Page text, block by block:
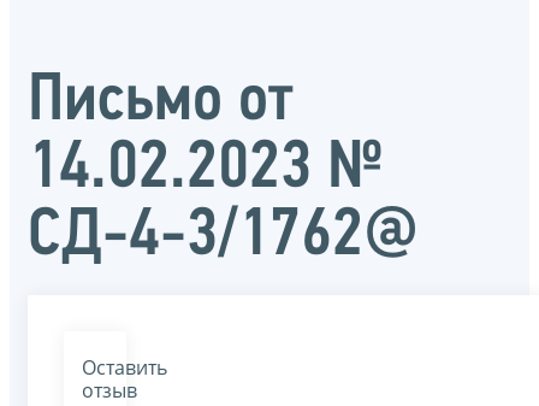
Письмо от
14.02.2023 №
СД-4-3/1762@
Оставить
отзыв